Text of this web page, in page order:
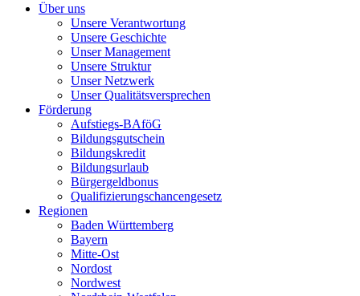
Über uns
Unsere Verantwortung
Unsere Geschichte
Unser Management
Unsere Struktur
Unser Netzwerk
Unser Qualitätsversprechen
Förderung
Aufstiegs-BAföG
Bildungsgutschein
Bildungskredit
Bildungsurlaub
Bürgergeldbonus
Qualifizierungschancengesetz
Regionen
Baden Württemberg
Bayern
Mitte-Ost
Nordost
Nordwest